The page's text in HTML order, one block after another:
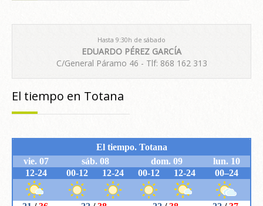
Hasta 9:30h de sábado
EDUARDO PÉREZ GARCÍA
C/General Páramo 46 - Tlf: 868 162 313
El tiempo en Totana